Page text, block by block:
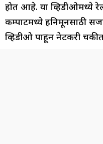
होत आहे. या व्हिडीओमध्ये
कम्पार्टमध्ये हनिमूनसाठी
व्हिडीओ पाहून नेटकरी